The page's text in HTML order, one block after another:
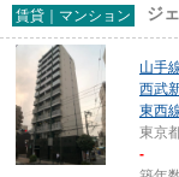
賃貸｜マンション ジ
山手
西武
東西
東京
-